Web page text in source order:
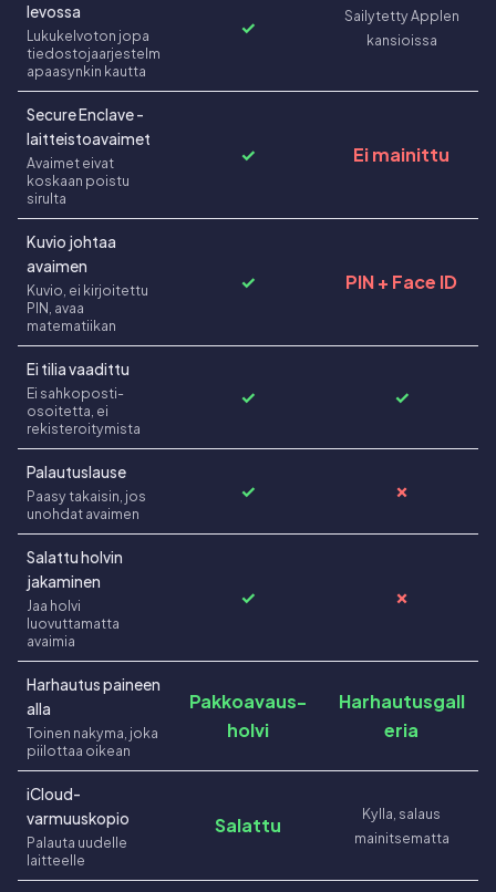
levossa
Lukukelvoton jopa
tiedostojaarjestelm
apaasynkin kautta
✓
Sailytetty Applen
kansioissa
Secure Enclave -
laitteistoavaimet
Avaimet eivat
koskaan poistu
sirulta
✓ Ei mainittu
Kuvio johtaa
avaimen
Kuvio, ei kirjoitettu
PIN, avaa
matematiikan
✓ PIN + Face ID
Ei tilia vaadittu
Ei sahkoposti-
osoitetta, ei
rekisteroitymista
✓ ✓
Palautuslause
Paasy takaisin, jos
unohdat avaimen
✓ ✗
Salattu holvin
jakaminen
Jaa holvi
luovuttamatta
avaimia
✓ ✗
Harhautus paineen
alla
Toinen nakyma, joka
piilottaa oikean
Pakkoavaus-
holvi
Harhautusgall
eria
iCloud-
varmuuskopio
Palauta uudelle
laitteelle
Salattu
Kylla, salaus
mainitsematta